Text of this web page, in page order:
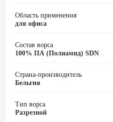
Область применения
для офиса
Состав ворса
100% ПА (Полиамид) SDN
Страна-производитель
Бельгия
Тип ворса
Разрезной